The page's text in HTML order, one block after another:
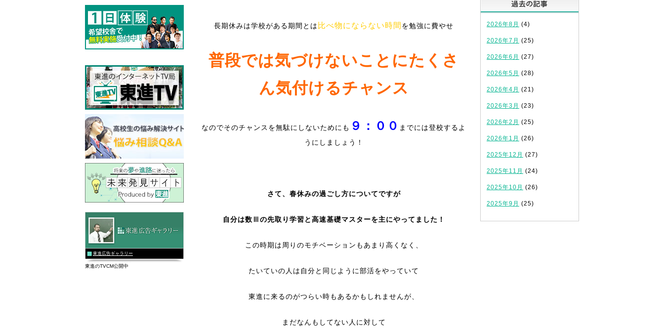
長期休みは学校がある期間とは 比べ物にならない時間 を勉強に費やせ
普段では気づけないことにたくさ
ん気付けるチャンス
なのでそのチャンスを無駄にしないためにも ９：００ までには登校するよ
うにしましょう！
さて、春休みの過ごし方についてですが
自分は数Ⅲの先取り学習と高速基礎マスターを主にやってました！
この時期は周りのモチベーションもあまり高くなく、
たいていの人は自分と同じように部活をやっていて
東進に来るのがつらい時もあるかもしれませんが、
まだなんもしてない人に対して
2026年8月 (4)
2026年7月 (25)
2026年6月 (27)
2026年5月 (28)
2026年4月 (21)
2026年3月 (23)
2026年2月 (25)
2026年1月 (26)
2025年12月 (27)
2025年11月 (24)
2025年10月 (26)
2025年9月 (25)
東進広告ギャラリー
東進のTVCM公開中